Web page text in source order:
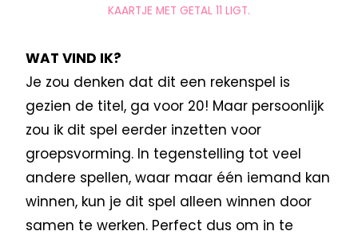
KAARTJE MET GETAL 11 LIGT.
WAT VIND IK?
Je zou denken dat dit een rekenspel is
gezien de titel, ga voor 20! Maar persoonlijk
zou ik dit spel eerder inzetten voor
groepsvorming. In tegenstelling tot veel
andere spellen, waar maar één iemand kan
winnen, kun je dit spel alleen winnen door
samen te werken. Perfect dus om in te